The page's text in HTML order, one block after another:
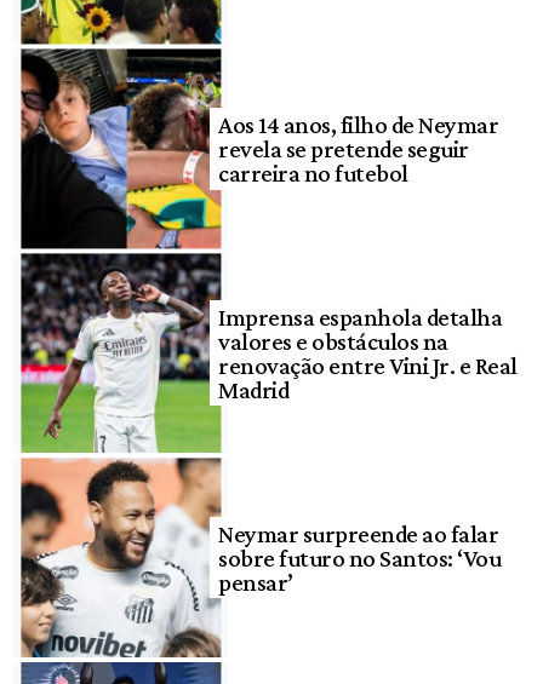
Aos 14 anos, filho de Neymar
revela se pretende seguir
carreira no futebol
Imprensa espanhola detalha
valores e obstáculos na
renovação entre Vini Jr. e Real
Madrid
Neymar surpreende ao falar
sobre futuro no Santos: ‘Vou
pensar’